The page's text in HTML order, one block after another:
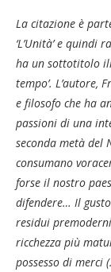
La citazione è
‘L’Unità’ e quindi
ha un sottotitolo
tempo’. L’autore,
e filosofo che ha
passioni di una
seconda metà del
consumano
forse il nostro
difendere… Il
residui
ricchezza più
possesso di